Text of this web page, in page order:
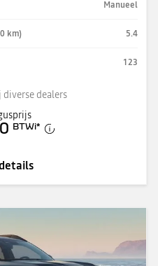
Manueel
km) 5.4
123
dealers
BTWi*